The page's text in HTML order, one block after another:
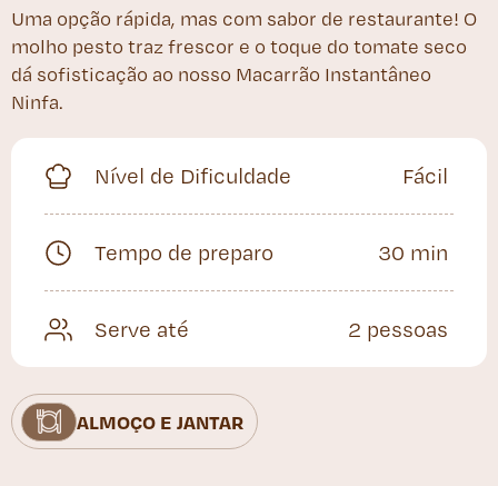
Uma opção rápida, mas com sabor de restaurante! O
molho pesto traz frescor e o toque do tomate seco
dá sofisticação ao nosso Macarrão Instantâneo
Ninfa.
Nível de Dificuldade Fácil
Tempo de preparo 30 min
Serve até 2 pessoas
ALMOÇO E JANTAR